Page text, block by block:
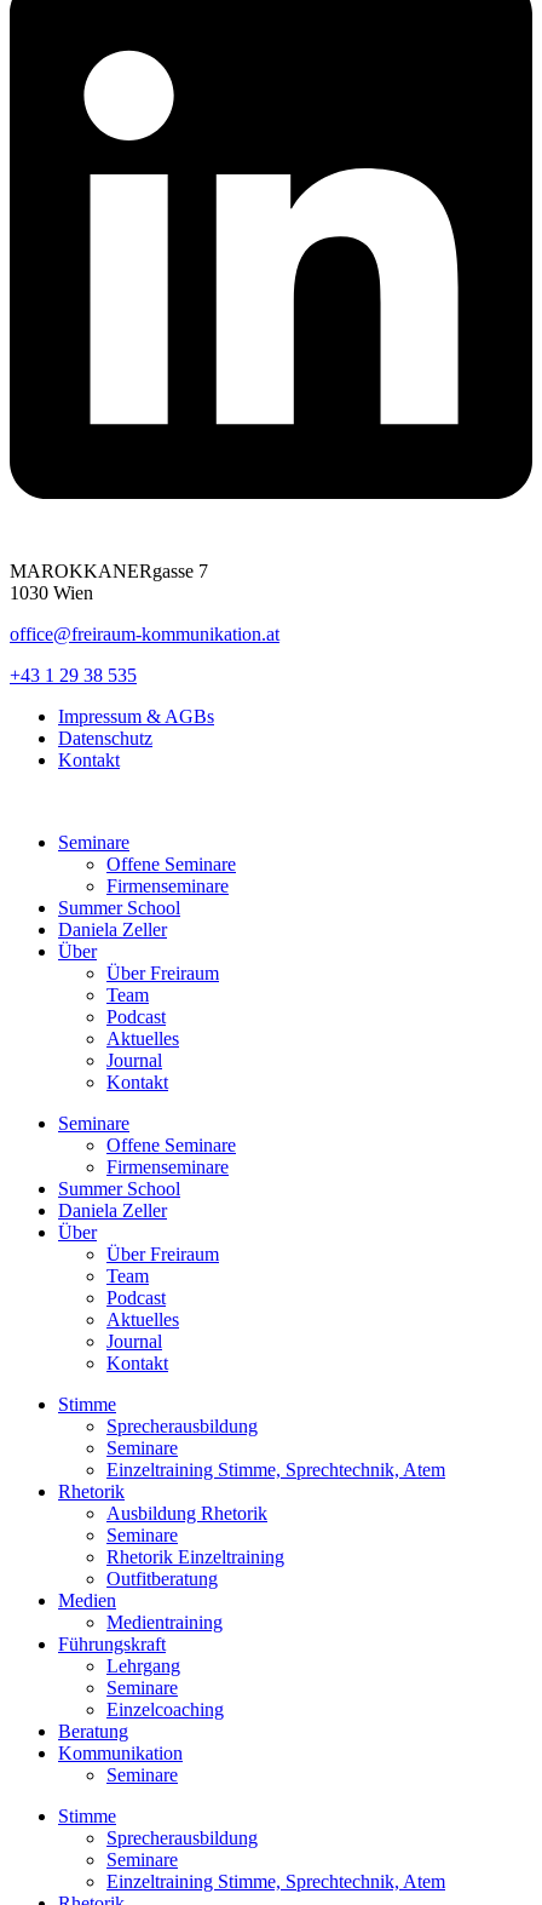
MAROKKANERgasse 7
1030 Wien
office@freiraum-kommunikation.at
+43 1 29 38 535
Impressum & AGBs
Datenschutz
Kontakt
Seminare
Offene Seminare
Firmenseminare
Summer School
Daniela Zeller
Über
Über Freiraum
Team
Podcast
Aktuelles
Journal
Kontakt
Seminare
Offene Seminare
Firmenseminare
Summer School
Daniela Zeller
Über
Über Freiraum
Team
Podcast
Aktuelles
Journal
Kontakt
Stimme
Sprecherausbildung
Seminare
Einzeltraining Stimme, Sprechtechnik, Atem
Rhetorik
Ausbildung Rhetorik
Seminare
Rhetorik Einzeltraining
Outfitberatung
Medien
Medientraining
Führungskraft
Lehrgang
Seminare
Einzelcoaching
Beratung
Kommunikation
Seminare
Stimme
Sprecherausbildung
Seminare
Einzeltraining Stimme, Sprechtechnik, Atem